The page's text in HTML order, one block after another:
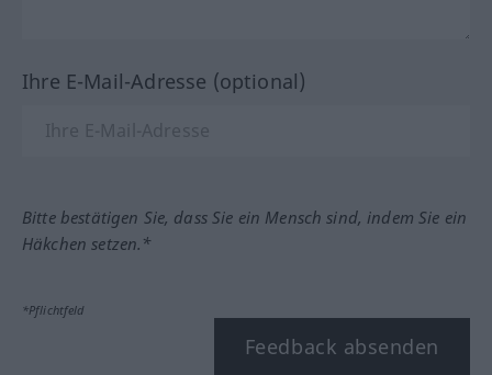
Ihre E-Mail-Adresse (optional)
Bitte bestätigen Sie, dass Sie ein Mensch sind, indem Sie ein
Häkchen setzen.*
*Pflichtfeld
Feedback absenden